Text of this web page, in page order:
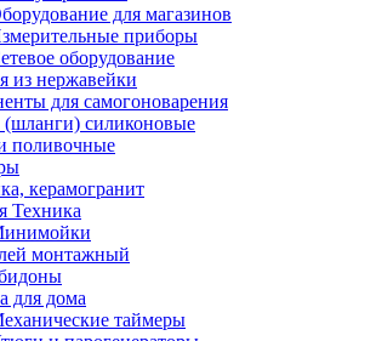
для магазинов
приборы
оборудование
из нержавейки
для самогоноварения
(шланги) силиконовые
поливочные
керамогранит
Техника
монтажный
для дома
таймеры